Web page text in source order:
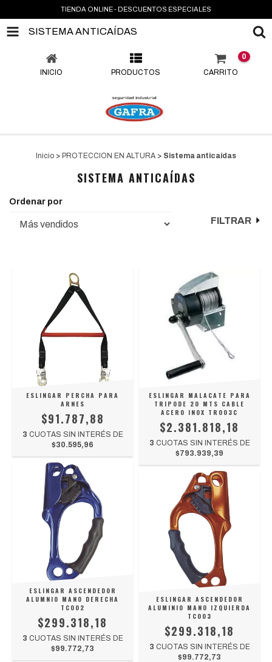
TIENDA ONLINE - DESCUENTOS ESPECIALES
SISTEMA ANTICAÍDAS
INICIO PRODUCTOS CARRITO
0
Inicio > PROTECCION EN ALTURA > Sistema anticaídas
SISTEMA ANTICAÍDAS
Ordenar por
FILTRAR
ESLINGAR PERCHA PARA
ARNES
$91.787,88
3 CUOTAS SIN INTERÉS DE
$30.595,96
ESLINGAR MALACATE PARA
TRIPODE 20 MTS CABLE
ACERO INOX TR003C
$2.381.818,18
3 CUOTAS SIN INTERÉS DE
$793.939,39
ESLINGAR ASCENDEDOR
ALUMNIO MANO DERECHA
TC002
$299.318,18
3 CUOTAS SIN INTERÉS DE
$99.772,73
ESLINGAR ASCENDEDOR
ALUMINIO MANO IZQUIERDA
TC003
$299.318,18
3 CUOTAS SIN INTERÉS DE
$99.772,73